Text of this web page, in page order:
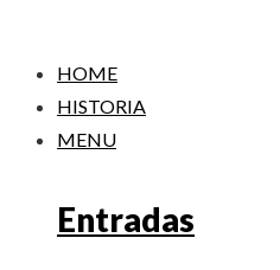
HOME
HISTORIA
MENU
Entradas